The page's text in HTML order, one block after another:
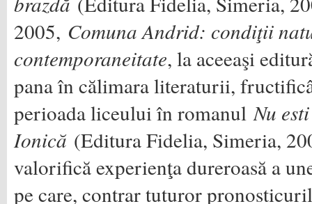
2005, Comuna Andrid: condiţii
contemporaneitate, la aceeaşi
pana în călimara literaturii,
perioada liceului în romanulNu
Ionică (Editura Fidelia, Simeria,
valorifică experienţa dureroasă a
pe care, contrar tuturor